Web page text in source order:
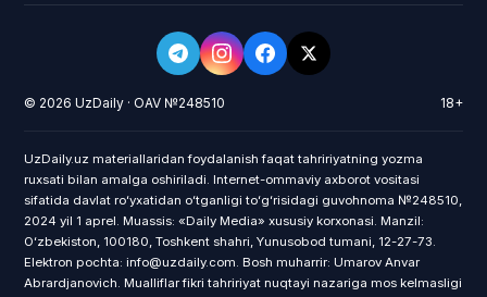
© 2026 UzDaily · OAV №248510 18+
UzDaily.uz materiallaridan foydalanish faqat tahririyatning yozma
ruxsati bilan amalga oshiriladi. Internet-ommaviy axborot vositasi
sifatida davlat roʻyxatidan oʻtganligi toʻgʻrisidagi guvohnoma №248510,
2024 yil 1 aprel. Muassis: «Daily Media» xususiy korxonasi. Manzil:
Oʻzbekiston, 100180, Toshkent shahri, Yunusobod tumani, 12-27-73.
Elektron pochta: info@uzdaily.com. Bosh muharrir: Umarov Anvar
Abrardjanovich. Mualliflar fikri tahririyat nuqtayi nazariga mos kelmasligi